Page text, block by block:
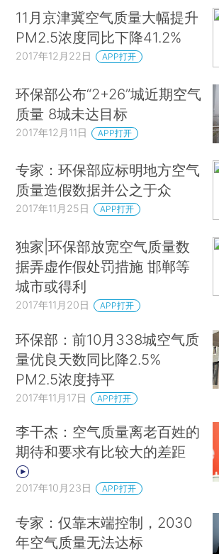
11月京津冀空气质量大幅提升
PM2.5浓度同比下降41.2%
2017年12月22日 APP打开
环保部公布“2+26”城近期空气
质量 8城未达目标
2017年12月11日 APP打开
专家：环保部应标明地方空气
质量造假数据并公之于众
2017年11月25日 APP打开
独家|环保部放宽空气质量数
据弄虚作假处罚措施 邯郸等
城市或得利
2017年11月20日 APP打开
环保部：前10月338城空气质
量优良天数同比降2.5%
PM2.5浓度持平
2017年11月17日 APP打开
李干杰：空气质量离老百姓的
期待和要求有比较大的差距
2017年10月23日 APP打开
专家：仅靠末端控制，2030
年空气质量无法达标